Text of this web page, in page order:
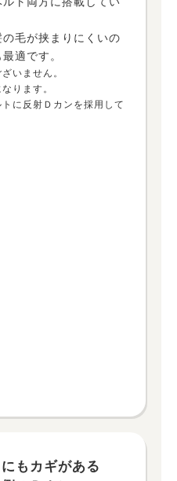
毛が挟まりにくいの
適です。
いません。
ります。
に反射Ｄカンを採用して
もカギがある